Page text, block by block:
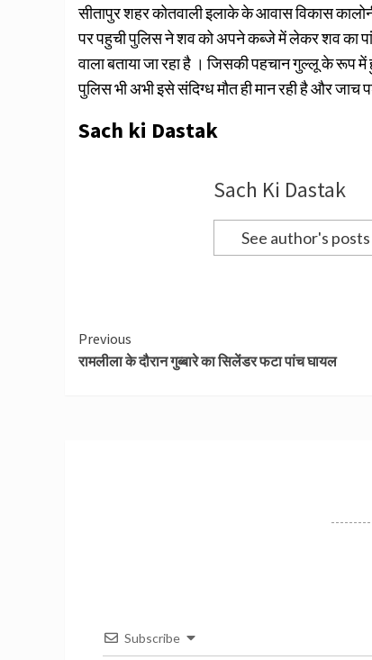
सीतापुर शहर कोतवाली इलाके के आवास विकास
पर पहुची पुलिस ने शव को अपने कब्जे में लेकर शव का
वाला बताया जा रहा है । जिसकी पहचान गुल्लू के रूप
पुलिस भी अभी इसे संदिग्ध मौत ही मान रही है और
Sach ki Dastak
Sach Ki Dastak
See author's posts
Continue
Reading
Previous
रामलीला के दौरान गुब्बारे का सिलेंडर फटा पांच घायल
Subscribe